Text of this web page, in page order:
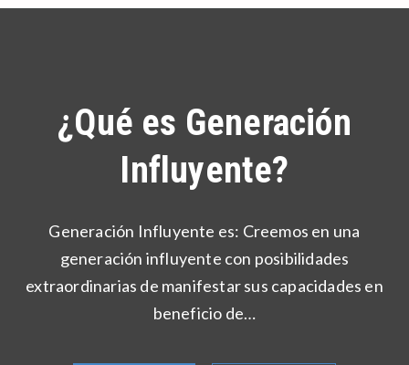
¿Qué es Generación
Influyente?
Generación Influyente es: Creemos en una
generación influyente con posibilidades
extraordinarias de manifestar sus capacidades en
beneficio de…